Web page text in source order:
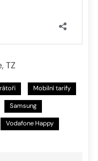
TZ
Mobilní tarify
Samsung
Vodafone Happy